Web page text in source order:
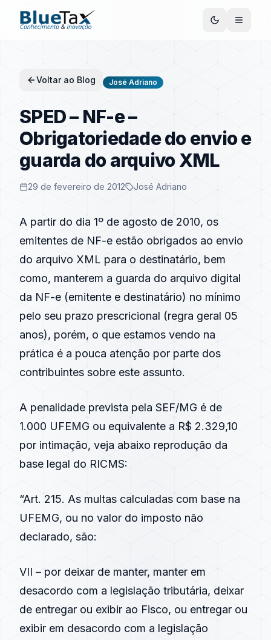
Voltar ao Blog José Adriano
SPED – NF-e –
Obrigatoriedade do envio e
guarda do arquivo XML
29 de fevereiro de 2012 José Adriano
A partir do dia 1º de agosto de 2010, os
emitentes de NF-e estão obrigados ao envio
do arquivo XML para o destinatário, bem
como, manterem a guarda do arquivo digital
da NF-e (emitente e destinatário) no mínimo
pelo seu prazo prescricional (regra geral 05
anos), porém, o que estamos vendo na
prática é a pouca atenção por parte dos
contribuintes sobre este assunto.
A penalidade prevista pela SEF/MG é de
1.000 UFEMG ou equivalente a R$ 2.329,10
por intimação, veja abaixo reprodução da
base legal do RICMS:
“Art. 215. As multas calculadas com base na
UFEMG, ou no valor do imposto não
declarado, são:
VII – por deixar de manter, manter em
desacordo com a legislação tributária, deixar
de entregar ou exibir ao Fisco, ou entregar ou
exibir em desacordo com a legislação